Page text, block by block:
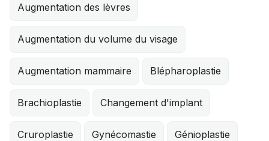
Augmentation des lèvres
Augmentation du volume du visage
Augmentation mammaire Blépharoplastie
Brachioplastie Changement d'implant
Cruroplastie Gynécomastie Génioplastie